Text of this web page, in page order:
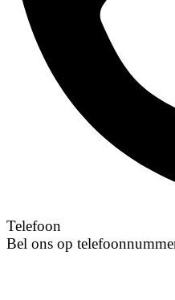
Telefoon
Bel ons op